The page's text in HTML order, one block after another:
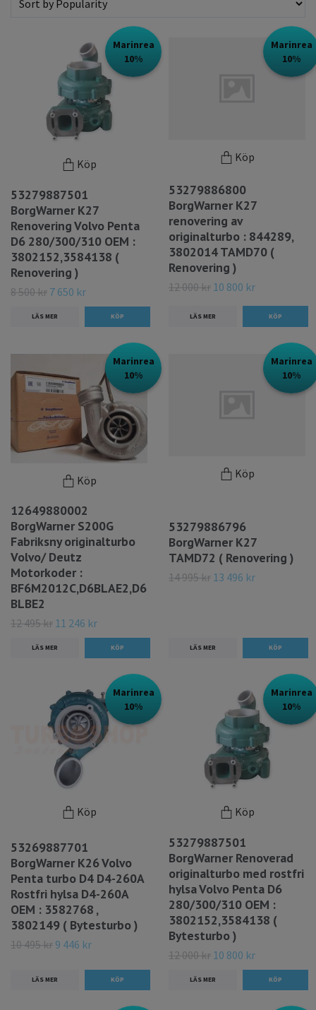
Marinrea
10%
Köp
53279887501
BorgWarner K27
Renovering Volvo Penta
D6 280/300/310 OEM :
3802152,3584138 (
Renovering )
8 500 kr 7 650 kr
LÄS MER
Marinrea
10%
Köp
53279886800
BorgWarner K27
renovering av
originalturbo : 844289,
3802014 TAMD70 (
Renovering )
12 000 kr 10 800 kr
LÄS MER
Marinrea
10%
Köp
12649880002
BorgWarner S200G
Fabriksny originalturbo
Volvo/ Deutz
Motorkoder :
BF6M2012C,D6BLAE2,D6
BLBE2
12 495 kr 11 246 kr
LÄS MER
Marinrea
10%
Köp
53279886796
BorgWarner K27
TAMD72 ( Renovering )
14 995 kr 13 496 kr
LÄS MER
Marinrea
10%
Köp
53269887701
BorgWarner K26 Volvo
Penta turbo D4 D4-260A
Rostfri hylsa D4-260A
OEM : 3582768 ,
3802149 ( Bytesturbo )
10 495 kr 9 446 kr
LÄS MER
Marinrea
10%
Köp
53279887501
BorgWarner Renoverad
originalturbo med rostfri
hylsa Volvo Penta D6
280/300/310 OEM :
3802152,3584138 (
Bytesturbo )
12 000 kr 10 800 kr
LÄS MER